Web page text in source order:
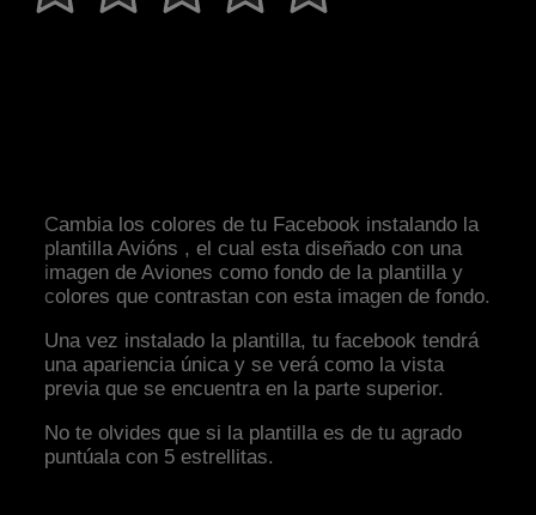
Cambia los colores de tu Facebook instalando la
plantilla Avións , el cual esta diseñado con una
imagen de Aviones como fondo de la plantilla y
colores que contrastan con esta imagen de fondo.
Una vez instalado la plantilla, tu facebook tendrá
una apariencia única y se verá como la vista
previa que se encuentra en la parte superior.
No te olvides que si la plantilla es de tu agrado
puntúala con 5 estrellitas.